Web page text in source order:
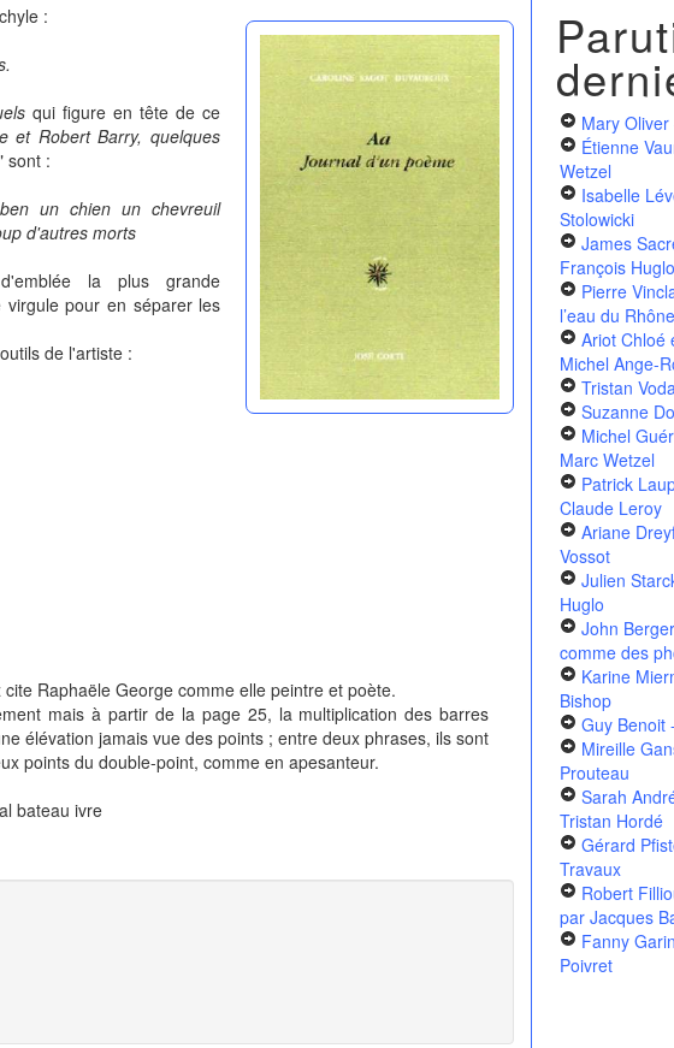
:
qui figure en tête de ce
et Robert Barry, quelques
sont :
un chien un chevreuil
d'autres morts
la plus grande
pour en séparer les
de l'artiste :
Raphaële George comme elle peintre et poète.
mais à partir de la page 25, la multiplication des barres
élévation jamais vue des points ; entre deux phrases, ils sont
points du double-point, comme en apesanteur.
bateau ivre
Mary
Étienne
Wetzel
Isabelle
Stolowicki
James
François Huglo
Pierre
l’eau du Rhône
Ariot Chloé
Michel Ange-
Tristan
Suzanne
Michel
Marc Wetzel
Patrick
Claude Leroy
Ariane
Vossot
Julien
Huglo
John
comme des
Karine
Bishop
Guy Benoit
Mireille
Prouteau
Sarah
Tristan Hordé
Gérard
Travaux
Robert
par Jacques
Fanny
Poivret